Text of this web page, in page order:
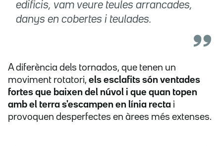
edificis, vam veure teules arrancades,
danys en cobertes i teulades.
A diferència dels tornados, que tenen un
moviment rotatori, els esclafits són ventades
fortes que baixen del núvol i que quan topen
amb el terra s'escampen en línia recta i
provoquen desperfectes en àrees més extenses.